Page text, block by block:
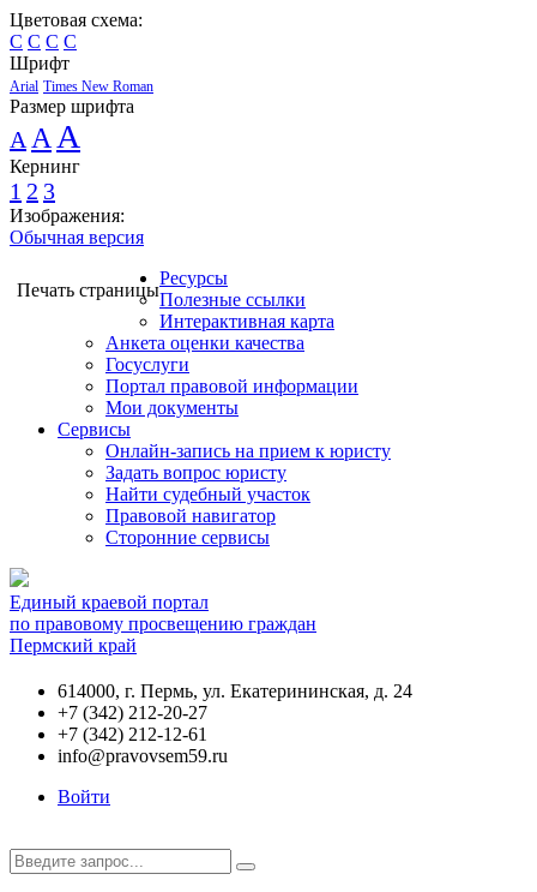
Цветовая схема:
C C C C
Шрифт
Arial Times New Roman
Размер шрифта
A A A
Кернинг
1 2 3
Изображения:
Обычная версия
Печать страницы
Ресурсы
Полезные ссылки
Интерактивная карта
Анкета оценки качества
Госуслуги
Портал правовой информации
Мои документы
Сервисы
Онлайн-запись на прием к юристу
Задать вопрос юристу
Найти судебный участок
Правовой навигатор
Сторонние сервисы
Единый краевой портал
по правовому просвещению граждан
Пермский край
614000, г. Пермь, ул. Екатерининская, д. 24
+7 (342) 212-20-27
+7 (342) 212-12-61
info@pravovsem59.ru
Войти